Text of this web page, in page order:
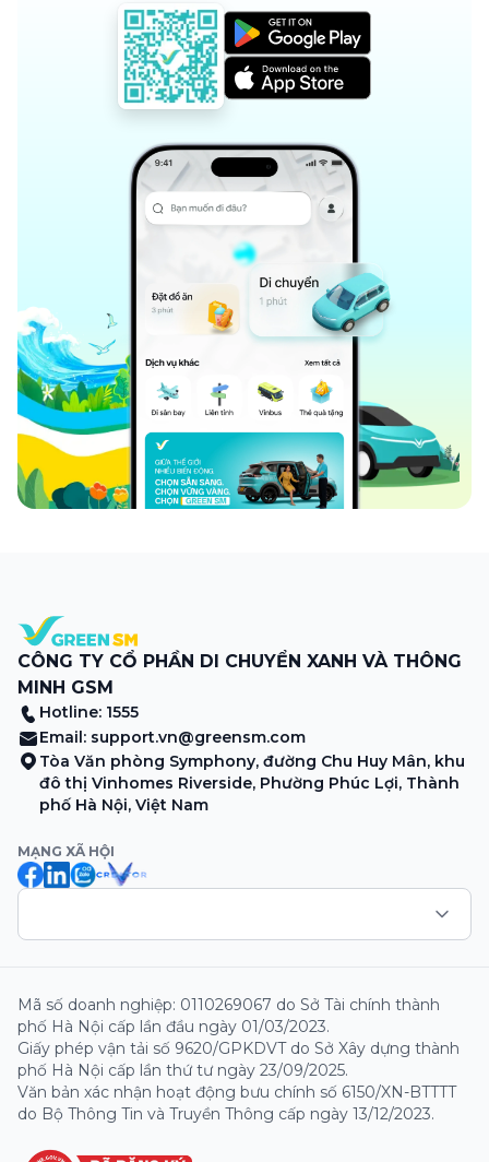
CÔNG TY CỔ PHẦN DI CHUYỂN XANH VÀ THÔNG
MINH GSM
Hotline: 1555
Email: support.vn@greensm.com
Tòa Văn phòng Symphony, đường Chu Huy Mân, khu
đô thị Vinhomes Riverside, Phường Phúc Lợi, Thành
phố Hà Nội, Việt Nam
MẠNG XÃ HỘI
Mã số doanh nghiệp: 0110269067 do Sở Tài chính thành
phố Hà Nội cấp lần đầu ngày 01/03/2023.
Giấy phép vận tải số 9620/GPKDVT do Sở Xây dựng thành
phố Hà Nội cấp lần thứ tư ngày 23/09/2025.
Văn bản xác nhận hoạt động bưu chính số 6150/XN-BTTTT
do Bộ Thông Tin và Truyền Thông cấp ngày 13/12/2023.